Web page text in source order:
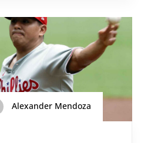
Alexander Mendoza